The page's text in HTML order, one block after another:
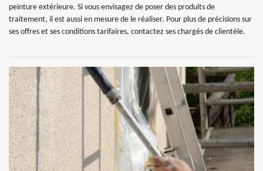
peinture extérieure. Si vous envisagez de poser des produits de
traitement, il est aussi en mesure de le réaliser. Pour plus de précisions sur
ses offres et ses conditions tarifaires, contactez ses chargés de clientèle.